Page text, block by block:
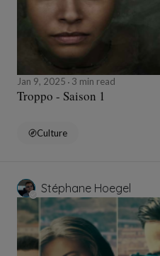
Jan 9, 2025 3 min read
Troppo - Saison 1
Culture
Stéphane Hoegel